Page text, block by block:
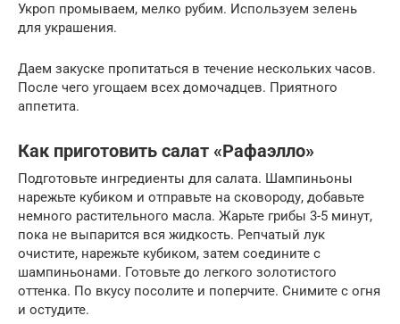
Укроп промываем, мелко рубим. Используем зелень
для украшения.
Даем закуске пропитаться в течение нескольких часов.
После чего угощаем всех домочадцев. Приятного
аппетита.
Как приготовить салат «Рафаэлло»
Подготовьте ингредиенты для салата. Шампиньоны
нарежьте кубиком и отправьте на сковороду, добавьте
немного растительного масла. Жарьте грибы 3-5 минут,
пока не выпарится вся жидкость. Репчатый лук
очистите, нарежьте кубиком, затем соедините с
шампиньонами. Готовьте до легкого золотистого
оттенка. По вкусу посолите и поперчите. Снимите с огня
и остудите.